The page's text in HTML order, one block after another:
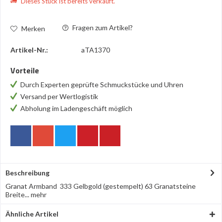
Merken Fragen zum Artikel?
Artikel-Nr.: aTA1370
Vorteile
Durch Experten geprüfte Schmuckstücke und Uhren
Versand per Wertlogistik
Abholung im Ladengeschäft möglich
Beschreibung
Granat Armband 333 Gelbgold (gestempelt) 63 Granatsteine
Breite...mehr
Ähnliche Artikel